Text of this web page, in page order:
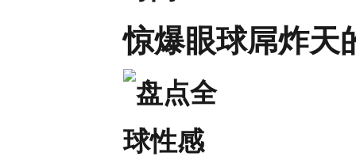
惊爆眼球屌炸天